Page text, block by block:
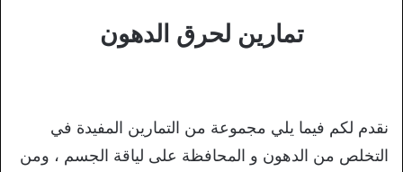
تمارين لحرق الدهون
نقدم لكم فيما يلي مجموعة من التمارين المفيدة في
التخلص من الدهون و المحافظة على لياقة الجسم ، ومن